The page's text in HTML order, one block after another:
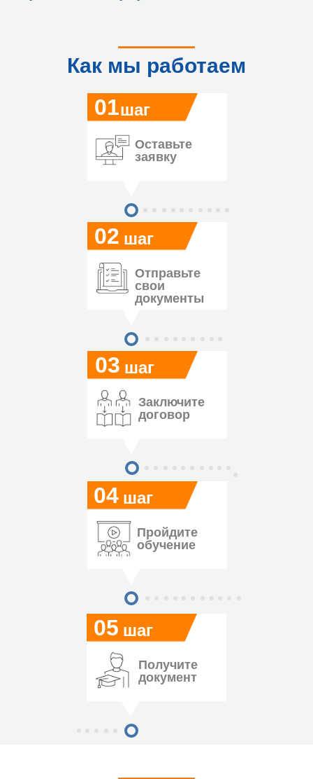
Как мы работаем
05
04
03
02
01
Оставьте
заявку
шаг
шаг
шаг
шаг
шаг
Отправьте
свои
документы
Заключите
договор
Пройдите
обучение
Получите
документ